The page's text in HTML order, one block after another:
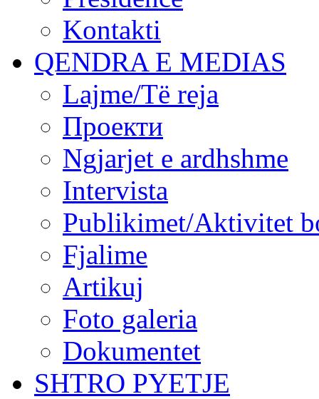
Kontakti
QENDRA E MEDIAS
Lajme/Të reja
Проекти
Ngjarjet e ardhshme
Intervista
Publikimet/Aktivitet
Fjalime
Artikuj
Foto galeria
Dokumentet
SHTRO PYETJE